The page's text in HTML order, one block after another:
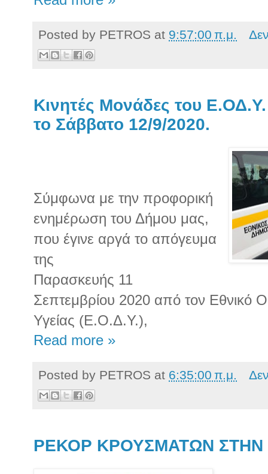
Posted by PETROS at 9:57:00 π.μ.
Κινητές Μονάδες του
το Σάββατο 12/9/2020.
Σύμφωνα με την προφορική
ενημέρωση του Δήμου μας,
που έγινε αργά το απόγευμα
της
Παρασκευής 11
Σεπτεμβρίου 2020 από τον Εθνικό
Υγείας (Ε.Ο.Δ.Υ.),
Read more »
Posted by PETROS at 6:35:00 π.μ.
ΡΕΚΟΡ ΚΡΟΥΣΜΑΤΩΝ ΣΤΗΝ